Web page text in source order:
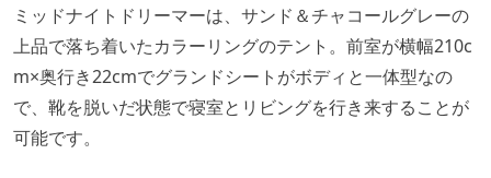
ミッドナイトドリーマーは、サンド＆チャコールグレーの
上品で落ち着いたカラーリングのテント。前室が横幅210c
m×奥行き22cmでグランドシートがボディと一体型なの
で、靴を脱いだ状態で寝室とリビングを行き来することが
可能です。